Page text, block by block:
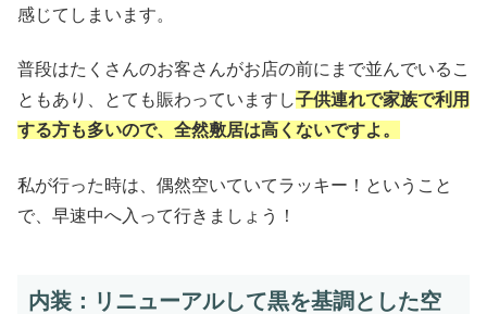
感じてしまいます。
普段はたくさんのお客さんがお店の前にまで並んでいるこ
ともあり、とても賑わっていますし子供連れで家族で利用
する方も多いので、全然敷居は高くないですよ。
私が行った時は、偶然空いていてラッキー！ということ
で、早速中へ入って行きましょう！
内装：リニューアルして黒を基調とした空